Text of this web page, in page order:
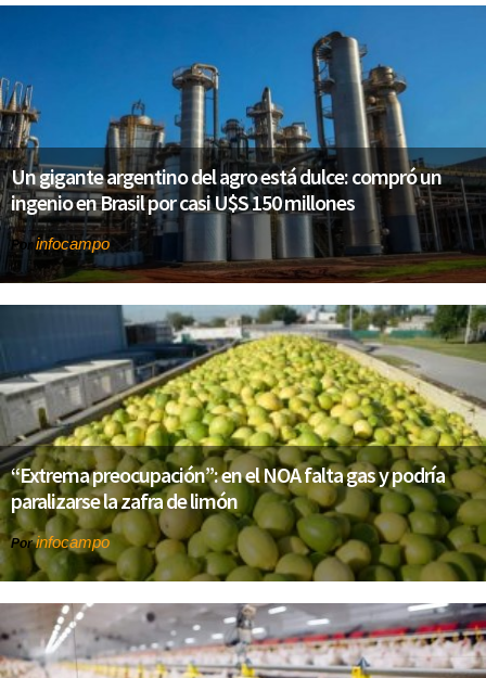
Un gigante argentino del agro está dulce: compró un
ingenio en Brasil por casi U$S 150 millones
Porinfocampo
“Extrema preocupación”: en el NOA falta gas y podría
paralizarse la zafra de limón
Porinfocampo